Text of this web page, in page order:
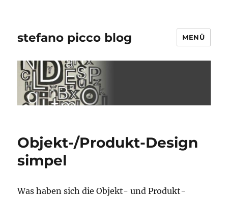
stefano picco blog MENÜ
Objekt-/Produkt-Design
simpel
Was haben sich die Objekt- und Produkt-